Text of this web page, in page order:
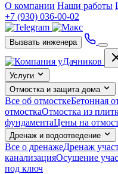
О компании Наши работы
+7 (930) 036-00-02
Вызвать инженера
Услуги
Отмостка и защита дома
Все об отмосткеБетонная
отмосткаОтмостка из
фундаментаЦены на
Дренаж и водоотведение
Все о дренажеДренаж
канализацияОсушение
под ключ